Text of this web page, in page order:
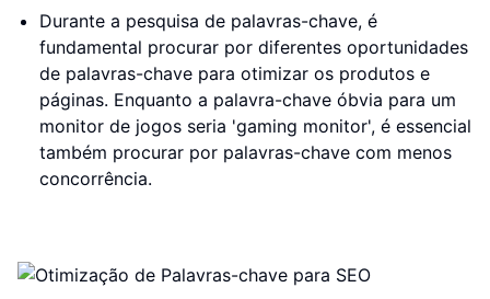
Durante a pesquisa de palavras-chave, é
fundamental procurar por diferentes oportunidades
de palavras-chave para otimizar os produtos e
páginas. Enquanto a palavra-chave óbvia para um
monitor de jogos seria 'gaming monitor', é essencial
também procurar por palavras-chave com menos
concorrência.